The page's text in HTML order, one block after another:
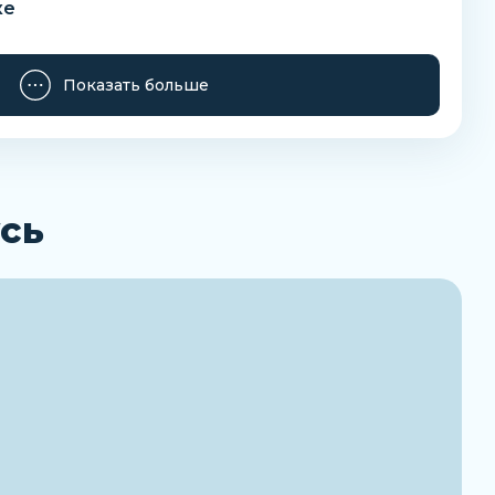
конденсата
Показать больше